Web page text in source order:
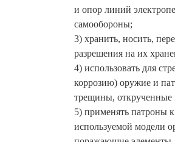
и опор линий
самообороны;
3) хранить, носить,
разрешения на их
4) использовать для
коррозию) оружие и
трещины,
5) применять патроны
используемой модели